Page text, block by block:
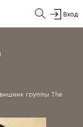
Вход
группы The